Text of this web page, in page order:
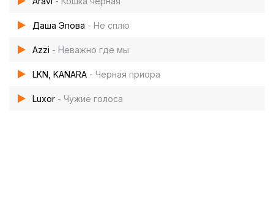
Даша Эпова - Не сплю
Azzi - Неважно где мы
LKN, KANARA - Черная приора
Luxor - Чужие голоса